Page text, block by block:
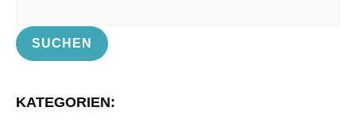
SUCHEN
KATEGORIEN: